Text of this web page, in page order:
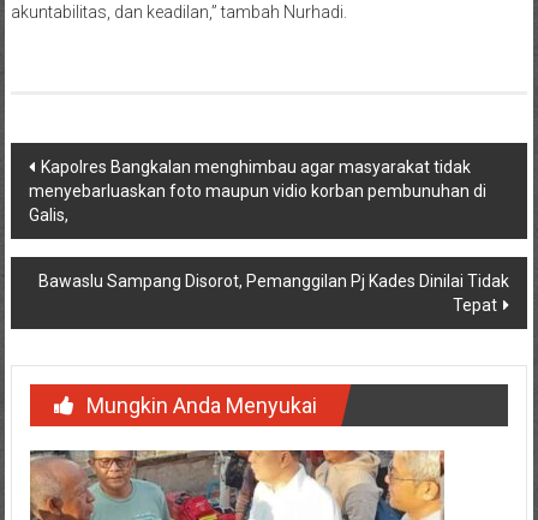
akuntabilitas, dan keadilan,” tambah Nurhadi.
Navigasi
pos
Kapolres Bangkalan menghimbau agar masyarakat tidak
menyebarluaskan foto maupun vidio korban pembunuhan di
Galis,
Bawaslu Sampang Disorot, Pemanggilan Pj Kades Dinilai Tidak
Tepat
Mungkin Anda Menyukai